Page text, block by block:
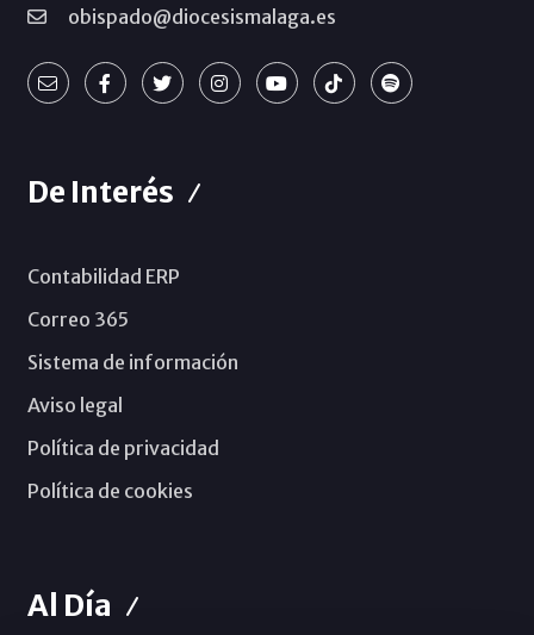
obispado@diocesismalaga.es
De Interés
Contabilidad ERP
Correo 365
Sistema de información
Aviso legal
Política de privacidad
Política de cookies
Al Día